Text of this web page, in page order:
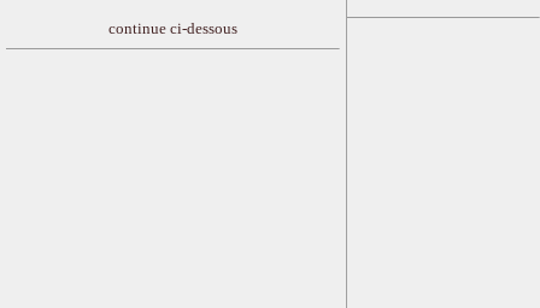
continue ci-dessous